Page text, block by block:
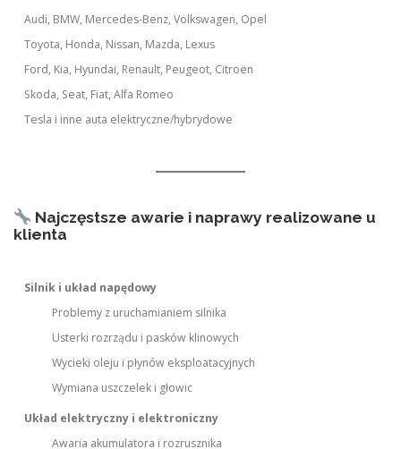
Audi, BMW, Mercedes-Benz, Volkswagen, Opel
Toyota, Honda, Nissan, Mazda, Lexus
Ford, Kia, Hyundai, Renault, Peugeot, Citroën
Skoda, Seat, Fiat, Alfa Romeo
Tesla i inne auta elektryczne/hybrydowe
Najczęstsze awarie i naprawy realizowane u
klienta
Silnik i układ napędowy
Problemy z uruchamianiem silnika
Usterki rozrządu i pasków klinowych
Wycieki oleju i płynów eksploatacyjnych
Wymiana uszczelek i głowic
Układ elektryczny i elektroniczny
Awaria akumulatora i rozrusznika